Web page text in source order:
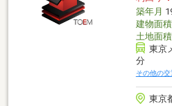
築年月
建物面積
土地面積
東京
分
その他の交
東京